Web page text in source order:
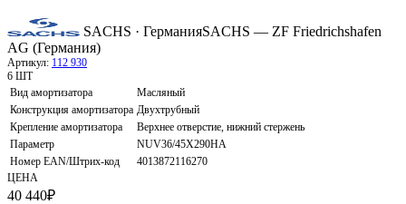
SACHS · ГерманияSACHS — ZF Friedrichshafen
AG (Германия)
Артикул: 112 930
6 ШТ
Вид амортизатора
Масляный
Конструкция амортизатора Двухтрубный
Крепление амортизатора
Верхнее отверстие, нижний стержень
Параметр
NUV36/45X290HA
Номер EAN/Штрих-код
4013872116270
ЦЕНА
40 440₽